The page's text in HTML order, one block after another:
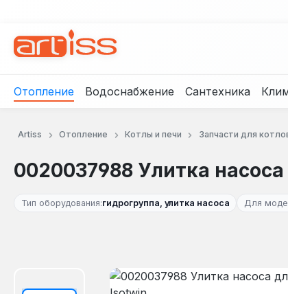
Отопление Водоснабжение Сантехника
Artiss Отопление Котлы и печи Запчасти для
0020037988 Улитка
Тип оборудования:гидрогруппа, улитка насоса Для
Пропустить галерею изображений